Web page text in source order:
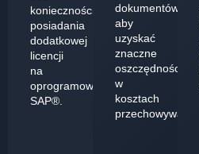
konieczności
posiadania
dodatkowej
licencji
na
oprogramowanie
SAP®.
dokumentów,
aby
uzyskać
znaczne
oszczędności
w
kosztach
przechowywania.